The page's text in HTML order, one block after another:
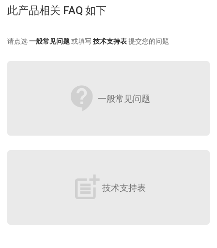
此产品相关 FAQ 如下
请点选一般常见问题或填写 技术支持表提交您的问题
contact_support 一般常见问题
post_add 技术支持表